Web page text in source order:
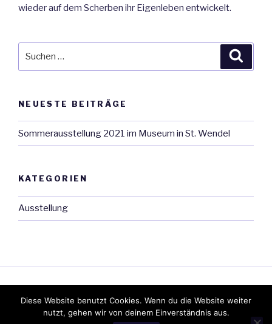
wieder auf dem Scherben ihr Eigenleben entwickelt.
NEUESTE BEITRÄGE
Sommerausstellung 2021 im Museum in St. Wendel
KATEGORIEN
Ausstellung
Diese Website benutzt Cookies. Wenn du die Website weiter
nutzt, gehen wir von deinem Einverständnis aus.